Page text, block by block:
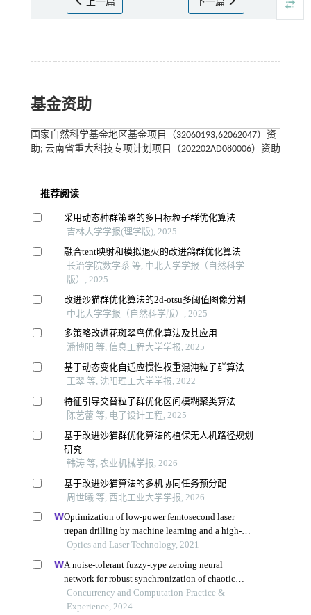
上一篇 下一篇
基金资助
国家自然科学基金地区基金项目（32060193,62062047）资
助; 云南省重大科技专项计划项目（202202AD080006）资助